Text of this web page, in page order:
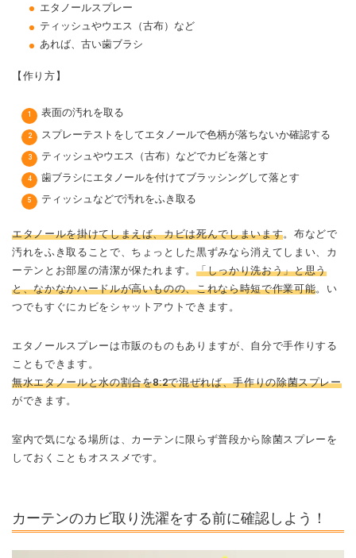
エタノールスプレー
ティッシュやウエス（古布）など
あれば、古い歯ブラシ
【作り方】
表面の汚れを取る
スプレーテストをしてエタノールで色柄が落ちないか確認する
ティッシュやウエス（古布）などでカビを落とす
歯ブラシにエタノールを付けてブラッシングして落とす
ティッシュなどで汚れをふき取る
エタノールを掛けてしまえば、カビは死んでしまいます。布などで
汚れをふき取ることで、ちょっとした黒ずみなら消えてしまい、カ
ーテンとお部屋の清潔が保たれます。「しっかり洗おう」と思う
と、なかなかハードルが高いものの、これなら時短で作業可能。い
つでもすぐにカビをシャットアウトできます。
エタノールスプレーは市販のものもありますが、自分で手作りする
こともできます。
無水エタノールと水の割合を8:2で混ぜれば、手作りの除菌スプレー
ができます。
室内で気になる場所は、カーテンに限らず普段から除菌スプレーを
しておくこともオススメです。
カーテンのカビ取り洗濯をする前に確認しよう！